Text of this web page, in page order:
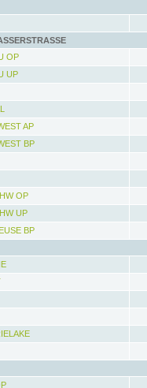
OP
UP
AP
BP
OP
UP
BP